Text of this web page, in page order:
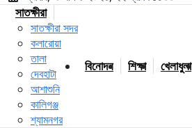
সাতক্ষীরা
সাতক্ষীরা সদর
কলারোয়া
তালা
দেবহাটা
আশাশুনি
কালিগঞ্জ
শ্যামনগর
বিনোদন শিক্ষা খেলাধুলা